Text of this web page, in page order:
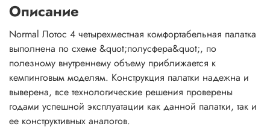
Описание
Normal Лотос 4 четырехместная комфортабельная палатка
выполнена по схеме &quot;полусфера&quot;, по
полезному внутреннему объему приближается к
кемпинговым моделям. Конструкция палатки надежна и
выверена, все технологические решения проверены
годами успешной эксплуатации как данной палатки, так и
ее конструктивных аналогов.